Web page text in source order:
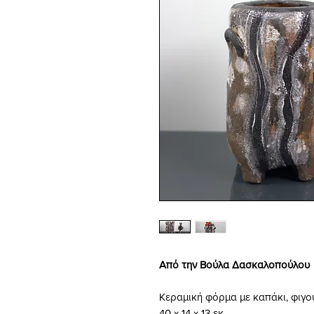
Από την Βούλα Δασκαλοπούλου
Κεραμική φόρμα με καπάκι,